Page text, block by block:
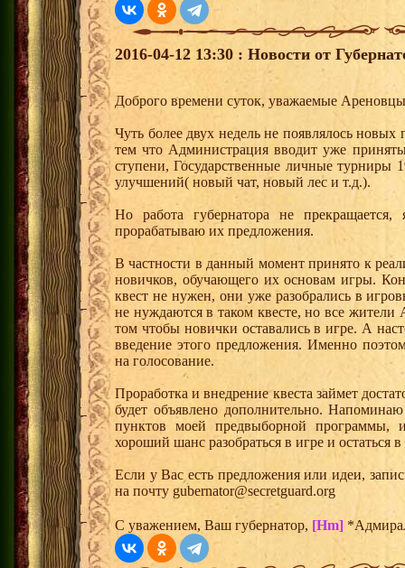
2016-04-12 13:30 : Новости от
Доброго времени суток, уважаемые
Чуть более двух недель не появлялось
тем что Администрация вводит уже
ступени, Государственные личные турниры
улучшений( новый чат, новый лес и т.д.).
Но работа губернатора не
прорабатываю их предложения.
В частности в данный момент принято к
новичков, обучающего их основам игры.
квест не нужен, они уже разобрались в
не нуждаются в таком квесте, но все жители
том чтобы новички оставались в игре. А
введение этого предложения. Именно
на голосование.
Проработка и внедрение квеста займет
будет объявлено дополнительно.
пунктов моей предвыборной программы,
хороший шанс разобраться в игре и остаться в
Если у Вас есть предложения или идеи,
на почту gubernator@secretguard.org
С уважением, Ваш губернатор, [Hm]